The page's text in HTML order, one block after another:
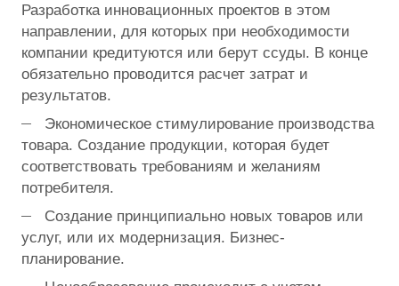
Разработка инновационных проектов в этом
направлении, для которых при необходимости
компании кредитуются или берут ссуды. В конце
обязательно проводится расчет затрат и
результатов.
Экономическое стимулирование производства
товара. Создание продукции, которая будет
соответствовать требованиям и желаниям
потребителя.
Создание принципиально новых товаров или
услуг, или их модернизация. Бизнес-
планирование.